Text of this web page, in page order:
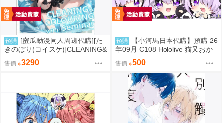
預購 [蜜瓜動漫同人周邊代購][た
きのぼり(コイスケ)]CLEANING&
COLOURING with Seminar メ
ロンブックス新刊セット【メロ
軸特典版)(同人誌)
售價 3290
預購
【小河馬日本代購】預購 26
年09月 C108 Hololive 猫又おか
ゆのMOGUMOGUマジ神本 繪
師:むーらん 神岡ちろる
售價 500